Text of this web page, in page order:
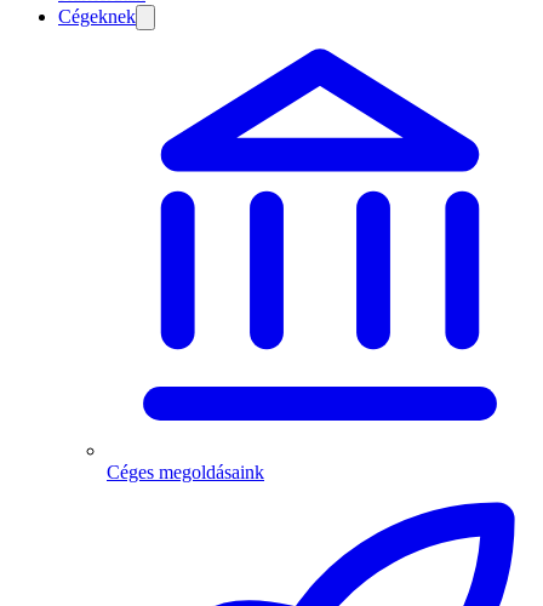
Cégeknek
Céges megoldásaink